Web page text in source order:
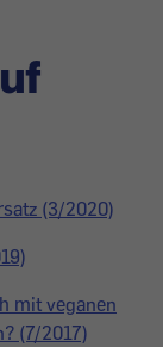
(3/2020)
mit veganen
(7/2017)